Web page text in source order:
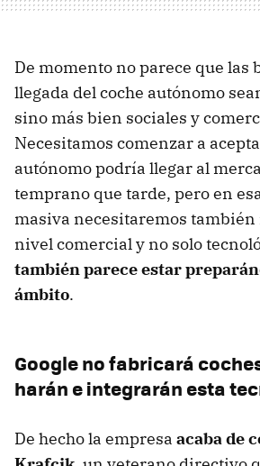
De momento no parece que las
llegada del coche autónomo
sino más bien sociales y
Necesitamos comenzar a
autónomo podría llegar al
temprano que tarde, pero en
masiva necesitaremos también
nivel comercial y no solo
también parece estar
ámbito.
Google no fabricará
harán e integrarán esta
De hecho la empresa acaba de